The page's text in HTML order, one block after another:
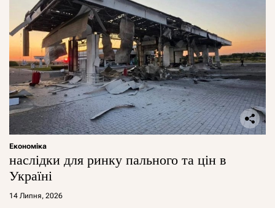
Економіка
наслідки для ринку пального та цін в
Україні
14 Липня, 2026